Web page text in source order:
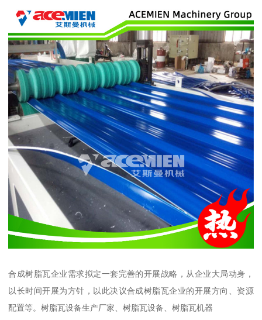
合成树脂瓦企业需求拟定一套完善的开展战略，从企业大局动身，
以长时间开展为方针，以此决议合成树脂瓦企业的开展方向、资源
配置等。树脂瓦设备生产厂家、树脂瓦设备、树脂瓦机器